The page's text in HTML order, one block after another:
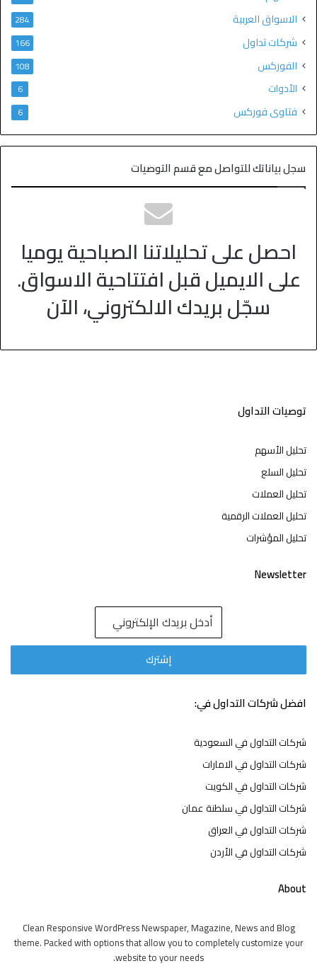
الاسواق العربية 284
شركات تداول 166
الفوركس 108
الأدوات 6
فتاوى فوركس 6
سجل بياناتك للتواصل مع قسم التوصيات
احصل على تحليلاتنا الصباحية يوميا
على الايميل قبل افتتاحية الاسواق.
سجّل بريدك الالكتروني، الآن
توصيات التداول
تحليل الأسهم
تحليل السلع
تحليل العملات
تحليل العملات الرقمية
تحليل المؤشرات
Newsletter
افضل شركات التداول في:
شركات التداول في السعودية
شركات التداول في الامارات
شركات التداول في الكويت
شركات التداول في سلطنة عمان
شركات التداول في العراق
شركات التداول في الأردن
About
Clean Responsive WordPress Newspaper, Magazine, News and Blog
theme. Packed with options that allow you to completely customize your
website to your needs.